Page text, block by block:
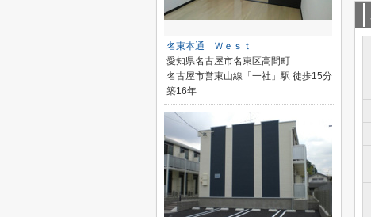
名東本通 Ｗｅｓｔ
愛知県名古屋市名東区高間町
名古屋市営東山線「一社」駅 徒歩15分
築16年